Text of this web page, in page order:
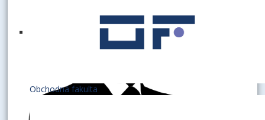
Obchodná fakulta